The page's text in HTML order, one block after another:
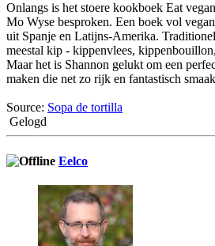
Onlangs is het stoere kookboek Eat
Mo Wyse besproken. Een boek vol
uit Spanje en Latijns-Amerika.
meestal kip - kippenvlees,
Maar het is Shannon gelukt om een
maken die net zo rijk en fantastisch
Source: Sopa de tortilla
Gelogd
Eelco